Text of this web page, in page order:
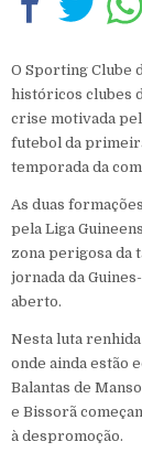
O Sporting Clube
históricos clubes
crise motivada
futebol da
temporada da
As duas
pela Liga
zona perigosa da
jornada da
aberto.
Nesta luta
onde ainda estão
Balantas de
e Bissorã
à despromoção.